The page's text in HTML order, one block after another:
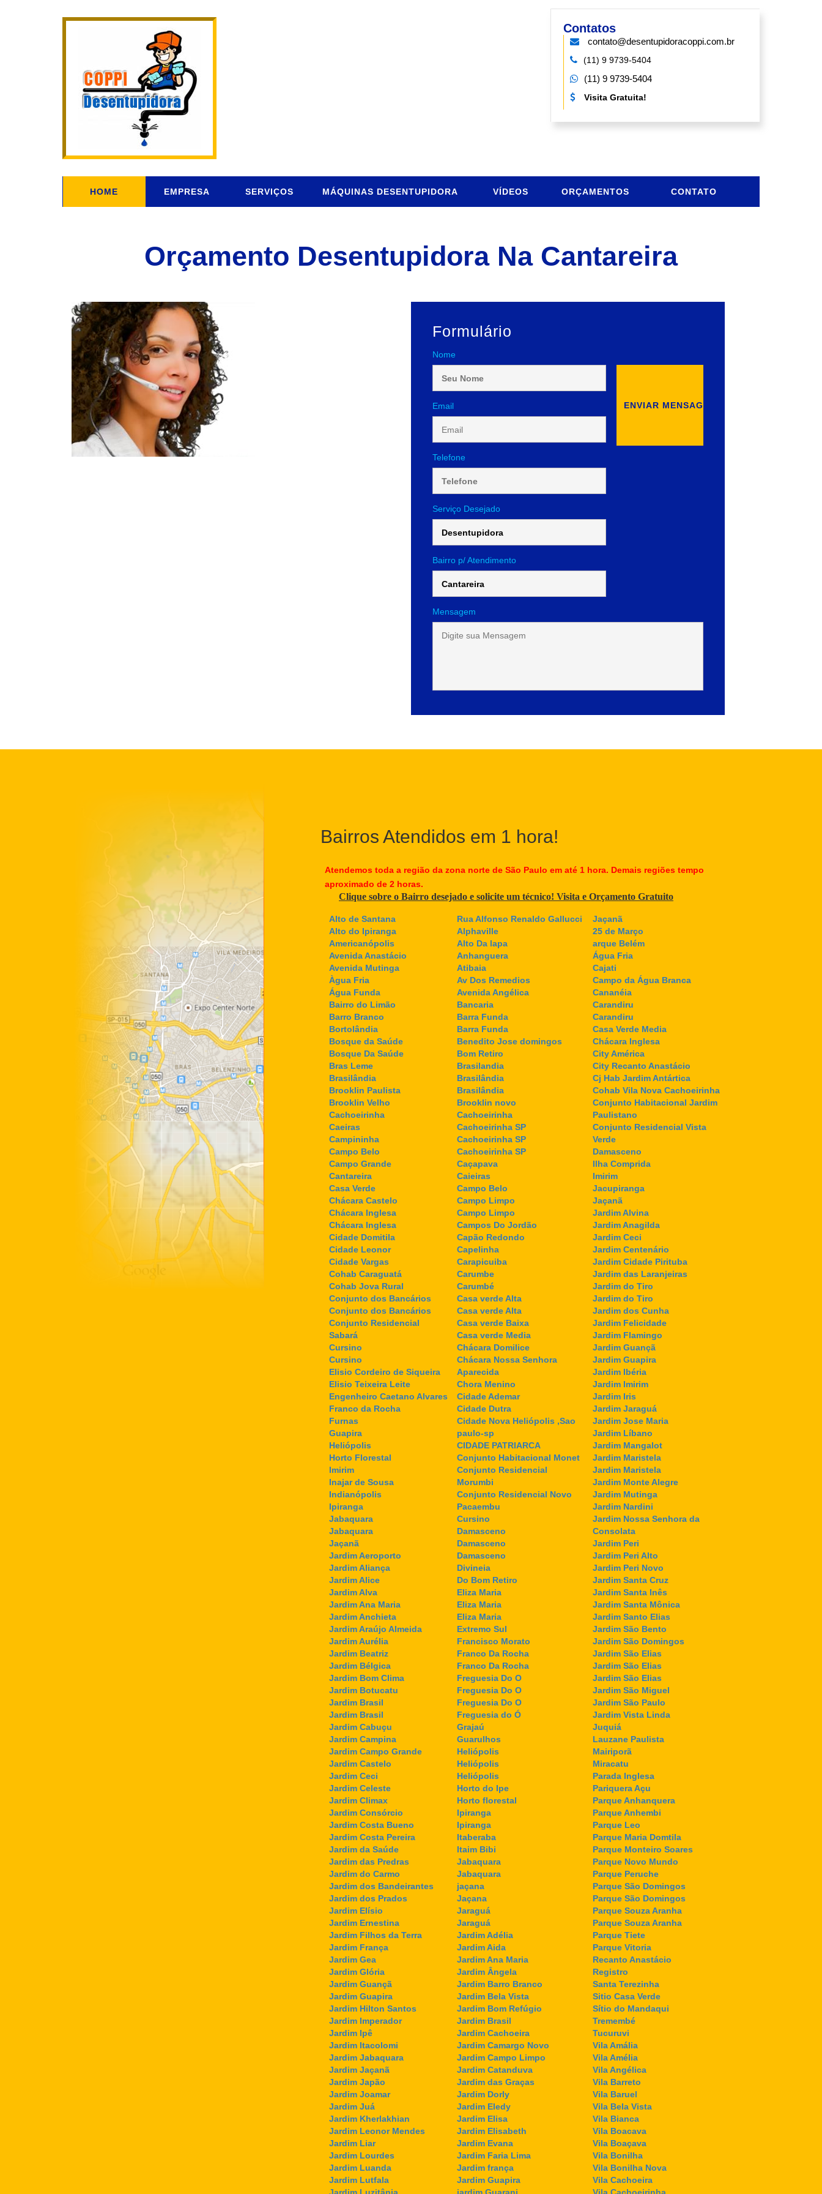
Contatos
contato@desentupidoracoppi.com.br
(11) 9 9739-5404
(11) 9 9739-5404
Visita Gratuita!
HOME EMPRESA SERVIÇOS MÁQUINAS DESENTUPIDORA VÍDEOS ORÇAMENTOS CONTATO
Orçamento Desentupidora Na Cantareira
Formulário
Nome
Email
Telefone
Serviço Desejado
Bairro p/ Atendimento
Mensagem
Bairros Atendidos em 1 hora!
Atendemos toda a região da zona norte de São Paulo em até 1 hora. Demais regiões tempo
aproximado de 2 horas.
Clique sobre o Bairro desejado e solicite um técnico! Visita e Orçamento Gratuito
Alto de Santana
Alto do Ipiranga
Americanópolis
Avenida Anastácio
Avenida Mutinga
Àgua Fria
Água Funda
Bairro do Limão
Barro Branco
Bortolândia
Bosque da Saúde
Bosque Da Saúde
Bras Leme
Brasilândia
Brooklin Paulista
Brooklin Velho
Cachoeirinha
Caeiras
Campininha
Campo Belo
Campo Grande
Cantareira
Casa Verde
Chácara Castelo
Chácara Inglesa
Chácara Inglesa
Cidade Domitila
Cidade Leonor
Cidade Vargas
Cohab Caraguatá
Cohab Jova Rural
Conjunto dos Bancários
Conjunto dos Bancários
Conjunto Residencial
Sabará
Cursino
Cursino
Elisio Cordeiro de Siqueira
Elisio Teixeira Leite
Engenheiro Caetano Alvares
Franco da Rocha
Furnas
Guapira
Heliópolis
Horto Florestal
Imirim
Inajar de Sousa
Indianópolis
Ipiranga
Jabaquara
Jabaquara
Jaçanã
Jardim Aeroporto
Jardim Aliança
Jardim Alice
Jardim Alva
Jardim Ana Maria
Jardim Anchieta
Jardim Araújo Almeida
Jardim Aurélia
Jardim Beatriz
Jardim Bélgica
Jardim Bom Clima
Jardim Botucatu
Jardim Brasil
Jardim Brasil
Jardim Cabuçu
Jardim Campina
Jardim Campo Grande
Jardim Castelo
Jardim Ceci
Jardim Celeste
Jardim Climax
Jardim Consórcio
Jardim Costa Bueno
Jardim Costa Pereira
Jardim da Saúde
Jardim das Predras
Jardim do Carmo
Jardim dos Bandeirantes
Jardim dos Prados
Jardim Elísio
Jardim Ernestina
Jardim Filhos da Terra
Jardim França
Jardim Gea
Jardim Glória
Jardim Guançã
Jardim Guapira
Jardim Hilton Santos
Jardim Imperador
Jardim Ipê
Jardim Itacolomi
Jardim Jabaquara
Jardim Jaçanã
Jardim Japão
Jardim Joamar
Jardim Juá
Jardim Kherlakhian
Jardim Leonor Mendes
Jardim Liar
Jardim Lourdes
Jardim Luanda
Jardim Lutfala
Rua Alfonso Renaldo Gallucci
Alphaville
Alto Da lapa
Anhanguera
Atibaia
Av Dos Remedios
Avenida Angélica
Bancaria
Barra Funda
Barra Funda
Benedito Jose domingos
Bom Retiro
Brasilandia
Brasilândia
Brasilândia
Brooklin novo
Cachoeirinha
Cachoeirinha SP
Cachoeirinha SP
Cachoeirinha SP
Caçapava
Caieiras
Campo Belo
Campo Limpo
Campo Limpo
Campos Do Jordão
Capão Redondo
Capelinha
Carapicuiba
Carumbe
Carumbé
Casa verde Alta
Casa verde Alta
Casa verde Baixa
Casa verde Media
Chácara Domilice
Chácara Nossa Senhora
Aparecida
Chora Menino
Cidade Ademar
Cidade Dutra
Cidade Nova Heliópolis ,Sao
paulo-sp
CIDADE PATRIARCA
Conjunto Habitacional Monet
Conjunto Residencial
Morumbi
Conjunto Residencial Novo
Pacaembu
Cursino
Damasceno
Damasceno
Damasceno
Divineia
Do Bom Retiro
Eliza Maria
Eliza Maria
Eliza Maria
Extremo Sul
Francisco Morato
Franco Da Rocha
Franco Da Rocha
Freguesia Do O
Freguesia Do O
Freguesia Do O
Freguesia do Ó
Grajaú
Guarulhos
Heliópolis
Heliópolis
Heliópolis
Horto do Ipe
Horto florestal
Ipiranga
Ipiranga
Itaberaba
Itaim Bibi
Jabaquara
Jabaquara
jaçana
Jaçana
Jaraguá
Jaraguá
Jardim Adélia
Jardim Aida
Jardim Ana Maria
Jardim Ângela
Jardim Barro Branco
Jardim Bela Vista
Jardim Bom Refúgio
Jardim Brasil
Jardim Cachoeira
Jardim Camargo Novo
Jardim Campo Limpo
Jardim Catanduva
Jardim das Graças
Jardim Dorly
Jardim Eledy
Jardim Elisa
Jardim Elisabeth
Jardim Evana
Jardim Faria Lima
Jardim frança
Jardim Guapira
Jaçanã
25 de Março
arque Belém
Água Fria
Cajati
Campo da Água Branca
Cananéia
Carandiru
Carandiru
Casa Verde Media
Chácara Inglesa
City América
City Recanto Anastácio
Cj Hab Jardim Antártica
Cohab Vila Nova Cachoeirinha
Conjunto Habitacional Jardim
Paulistano
Conjunto Residencial Vista
Verde
Damasceno
Ilha Comprida
Imirim
Jacupiranga
Jaçanã
Jardim Alvina
Jardim Anagilda
Jardim Ceci
Jardim Centenário
Jardim Cidade Pirituba
Jardim das Laranjeiras
Jardim do Tiro
Jardim do Tiro
Jardim dos Cunha
Jardim Felicidade
Jardim Flamingo
Jardim Guançã
Jardim Guapira
Jardim Ibéria
Jardim Imirim
Jardim Iris
Jardim Jaraguá
Jardim Jose Maria
Jardim Líbano
Jardim Mangalot
Jardim Maristela
Jardim Maristela
Jardim Monte Alegre
Jardim Mutinga
Jardim Nardini
Jardim Nossa Senhora da
Consolata
Jardim Peri
Jardim Peri Alto
Jardim Peri Novo
Jardim Santa Cruz
Jardim Santa Inês
Jardim Santa Mônica
Jardim Santo Elias
Jardim São Bento
Jardim São Domingos
Jardim São Elias
Jardim São Elias
Jardim São Elias
Jardim São Miguel
Jardim São Paulo
Jardim Vista Linda
Juquiá
Lauzane Paulista
Mairiporã
Miracatu
Parada Inglesa
Pariquera Açu
Parque Anhanquera
Parque Anhembi
Parque Leo
Parque Maria Domtila
Parque Monteiro Soares
Parque Novo Mundo
Parque Peruche
Parque São Domingos
Parque São Domingos
Parque Souza Aranha
Parque Souza Aranha
Parque Tiete
Parque Vitoria
Recanto Anastácio
Registro
Santa Terezinha
Sitio Casa Verde
Sítio do Mandaqui
Tremembé
Tucuruvi
Vila Amália
Vila Amélia
Vila Angélica
Vila Barreto
Vila Baruel
Vila Bela Vista
Vila Bianca
Vila Boacava
Vila Boaçava
Vila Bonilha
Vila Bonilha Nova
Vila Cachoeira